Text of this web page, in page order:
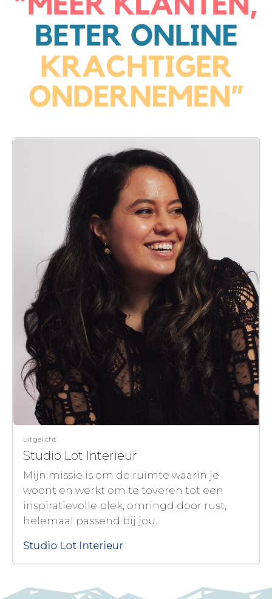
uitgelicht
Studio Lot Interieur
Mijn missie is om de ruimte waarin je
woont en werkt om te toveren tot een
inspiratievolle plek, omringd door rust,
helemaal passend bij jou.
Studio Lot Interieur